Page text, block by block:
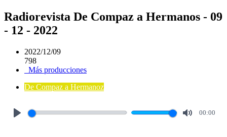
Radiorevista De Compaz a Hermanos - 09
- 12 - 2022
2022/12/09
798
Más producciones
De Compaz a Hermanoz
00:00